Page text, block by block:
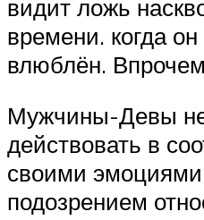
видит ложь
времени. когда он
влюблён.
Мужчины-Девы
действовать в
своими
подозрением